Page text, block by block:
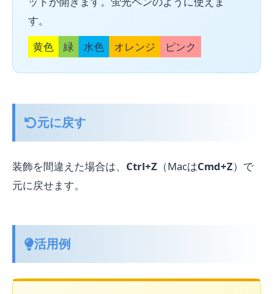
す。
黄色
緑 水色 オレンジ ピンク
元に戻す
装飾を間違えた場合は、 Ctrl+Z （MacはCmd+Z）で
元に戻せます。
活用例